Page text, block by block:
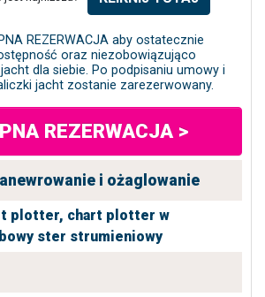
REZERWACJA aby ostatecznie
oraz niezobowiązująco
dla siebie. Po podpisaniu umowy i
jacht zostanie zarezerwowany.
REZERWACJA >
i ożaglowanie
plotter, chart plotter w
ster strumieniowy